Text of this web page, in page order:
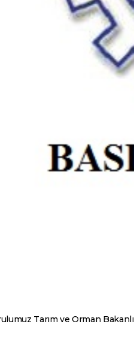
Tarım ve Orman